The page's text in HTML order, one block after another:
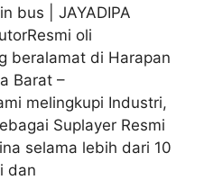
bus | JAYADIPA
oli
beralamat di Harapan
Barat –
melingkupi Industri,
Suplayer Resmi
selama lebih dari 10
dan